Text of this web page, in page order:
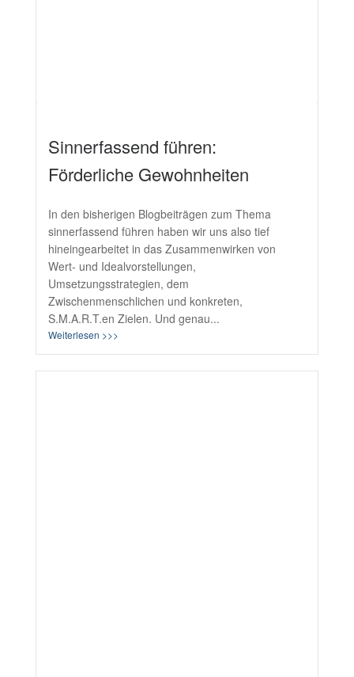
Sinnerfassend führen:
Förderliche Gewohnheiten
In den bisherigen Blogbeiträgen zum Thema
sinnerfassend führen haben wir uns also tief
hineingearbeitet in das Zusammenwirken von
Wert- und Idealvorstellungen,
Umsetzungsstrategien, dem
Zwischenmenschlichen und konkreten,
S.M.A.R.T.en Zielen. Und genau...
Weiterlesen >>>